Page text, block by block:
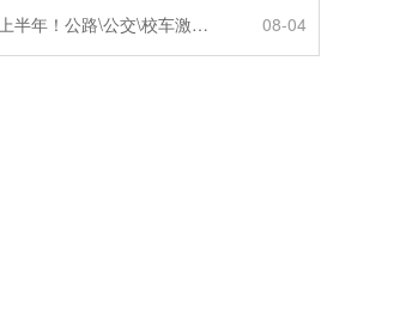
鏖战2026上半年！公路\公交\校车激烈角逐，谁问鼎赛道赢家?
08-04